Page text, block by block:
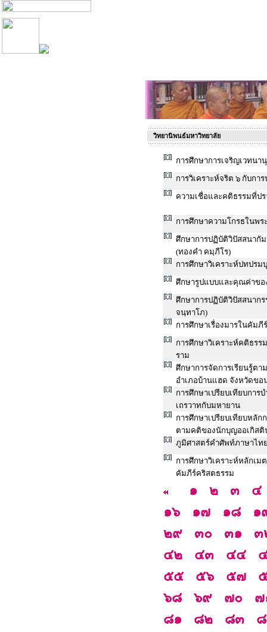
วิทยานิพนธ์มหาวิทยาลัย
การศึกษาการเจริญเวทน
การวิเคราะห์จริต ๖ กับก
ความเชื่อและคติธรรมที่ป
การศึกษาความโกรธในพร
ศึกษาการปฏิบัติวิปัสสนากั
(ทองคำ คมฺภีโร)
การศึกษาวิเคราะห์ปทปร
ศึกษารูปแบบและคุณค่าขอ
ศึกษาการปฏิบัติวิปัสสนาก
จนฺทาโภ)
การศึกษาเรื่องมารในคัมภี
การศึกษาวิเคราะห์คติธร
ราม
ศึกษาการจัดการเรียนรู้ต
อำเภอบ้านแฮด จังหวัดขอ
การศึกษาเปรียบเทียบกา
เถรวาทกับมหายาน
การศึกษาเปรียบเทียบหลัก
ตามคติของนักบุญออเกิสติ
ภูมิศาสตร์คำศัพท์ภาษาไท
การศึกษาวิเคราะห์หลักเ
คัมภีร์คริสตธรรม
๑ ๒ ๓
๔
๑๖
๑๗ ๑๘
๑
๒๙
๓๐ ๓๑
๓
๔๒
๔๓ ๔๔
๕๕
๕๖ ๕๗
๖๘
๖๙ ๗๐
๗
๘๑
๘๒ ๘๓